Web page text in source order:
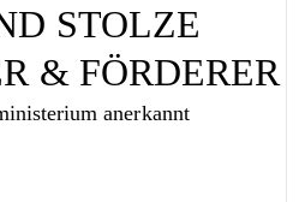
STOLZE
& FÖRDERER
anerkannt